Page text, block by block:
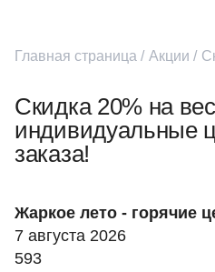
Главная страница / Акции /
Скидка 20% на
индивидуальные
заказа!
Жаркое лето - горячие
7 августа 2026
593